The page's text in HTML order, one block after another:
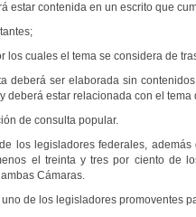
estar contenida en un escrito que
los cuales el tema se considera de
deberá ser elaborada sin
deberá estar relacionada con el tema
de consulta popular.
los legisladores federales,
el treinta y tres por ciento de
Cámaras.
de los legisladores promoventes